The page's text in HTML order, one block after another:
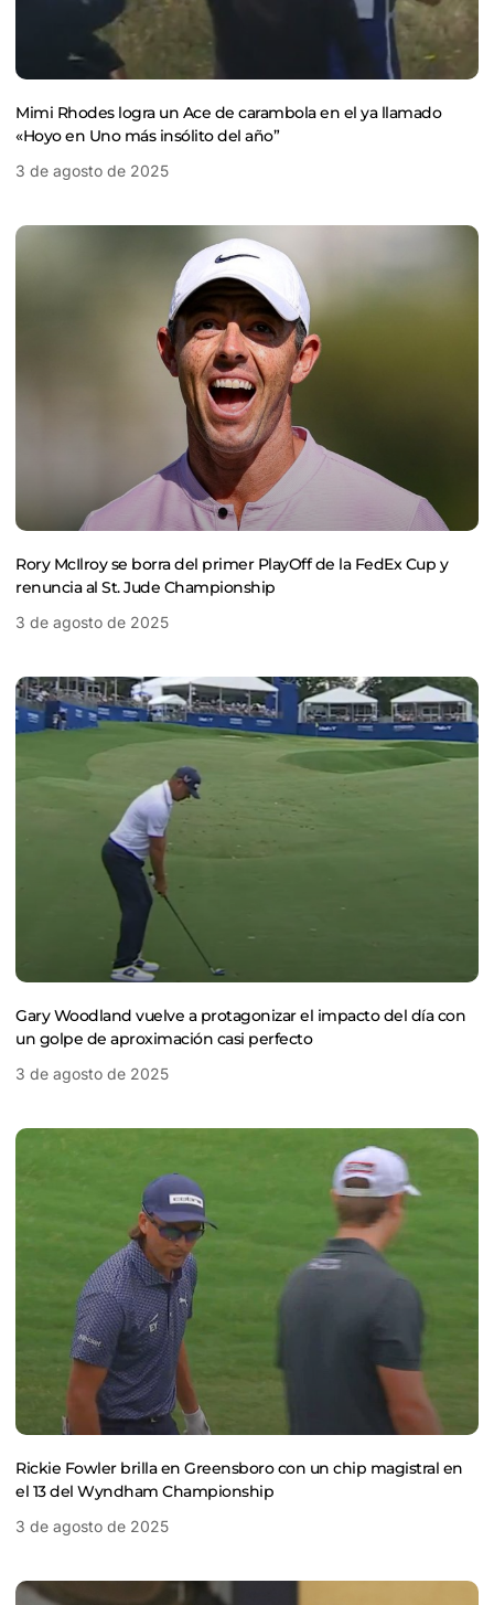
Mimi Rhodes logra un Ace de carambola en el ya llamado
«Hoyo en Uno más insólito del año”
3 de agosto de 2025
Rory McIlroy se borra del primer PlayOff de la FedEx Cup y
renuncia al St. Jude Championship
3 de agosto de 2025
Gary Woodland vuelve a protagonizar el impacto del día con
un golpe de aproximación casi perfecto
3 de agosto de 2025
Rickie Fowler brilla en Greensboro con un chip magistral en
el 13 del Wyndham Championship
3 de agosto de 2025